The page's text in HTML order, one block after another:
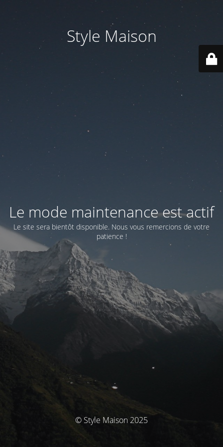
Style Maison
Le mode maintenance est actif
Le site sera bientôt disponible. Nous vous remercions de votre
patience !
© Style Maison 2025